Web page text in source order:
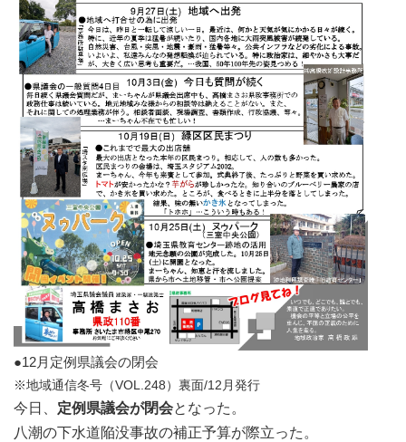
●12月定例県議会の閉会
※地域通信冬号（VOL.248）裏面/12月発行
今日、 定例県議会が閉会となった。
八潮の下水道陥没事故の補正予算が際立った。